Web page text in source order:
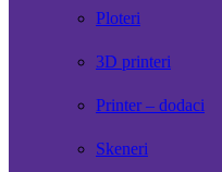
Ploteri
3D printeri
Printer – dodaci
Skeneri